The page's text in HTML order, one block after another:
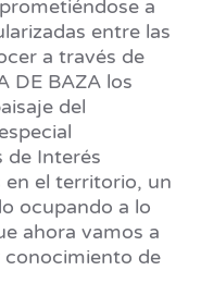
a
entre las
a través de
DE BAZA los
del
de Interés
el territorio, un
ocupando a lo
ahora vamos a
de